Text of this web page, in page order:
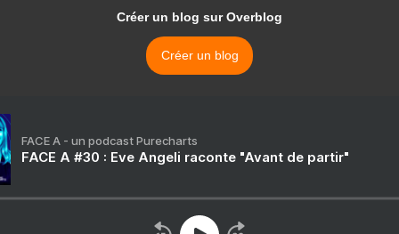
Créer un blog sur Overblog
Créer un blog
FACE A - un podcast Purecharts
FACE A #30 : Eve Angeli raconte "Avant de partir"